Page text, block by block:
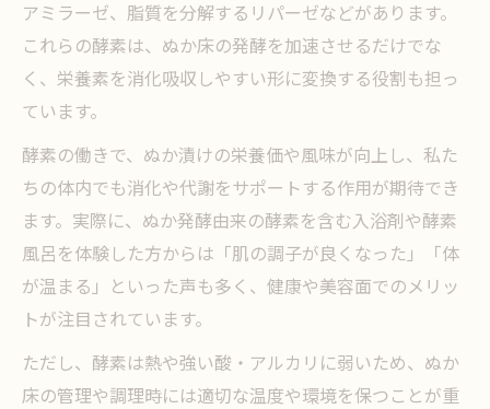
アミラーゼ、脂質を分解するリパーゼなどがあります。
これらの酵素は、ぬか床の発酵を加速させるだけでな
く、栄養素を消化吸収しやすい形に変換する役割も担っ
ています。
酵素の働きで、ぬか漬けの栄養価や風味が向上し、私た
ちの体内でも消化や代謝をサポートする作用が期待でき
ます。実際に、ぬか発酵由来の酵素を含む入浴剤や酵素
風呂を体験した方からは「肌の調子が良くなった」「体
が温まる」といった声も多く、健康や美容面でのメリッ
トが注目されています。
ただし、酵素は熱や強い酸・アルカリに弱いため、ぬか
床の管理や調理時には適切な温度や環境を保つことが重